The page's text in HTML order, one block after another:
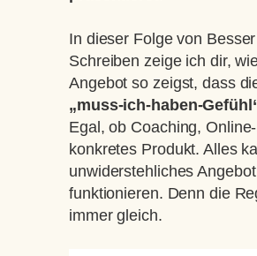
In dieser Folge von Besser
Schreiben zeige ich dir,
Angebot so zeigst, dass
„muss-ich-haben-
Egal, ob Coaching,
konkretes Produkt. Alles
unwiderstehliches Angebot
funktionieren. Denn die
immer gleich.